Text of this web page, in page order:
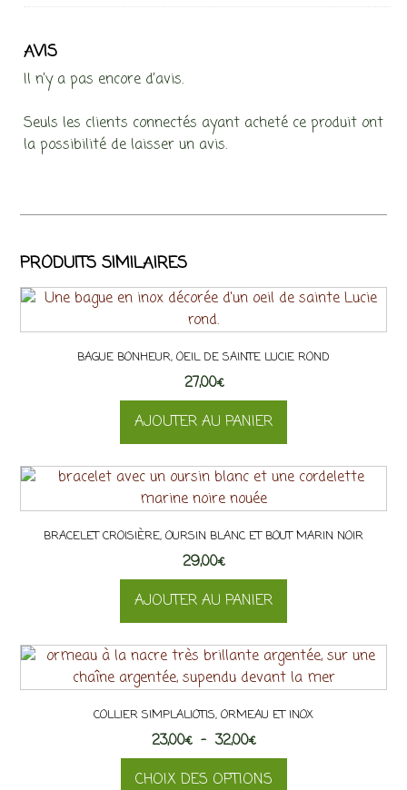
AVIS
Il n’y a pas encore d’avis.
Seuls les clients connectés ayant acheté ce produit ont
la possibilité de laisser un avis.
PRODUITS SIMILAIRES
BAGUE BONHEUR, OEIL DE SAINTE LUCIE ROND
27,00€
AJOUTER AU PANIER
BRACELET CROISIÈRE, OURSIN BLANC ET BOUT MARIN NOIR
29,00€
AJOUTER AU PANIER
COLLIER SIMPLALIOTIS, ORMEAU ET INOX
23,00€ – 32,00€Plage
de
prix :
CHOIX DES OPTIONS